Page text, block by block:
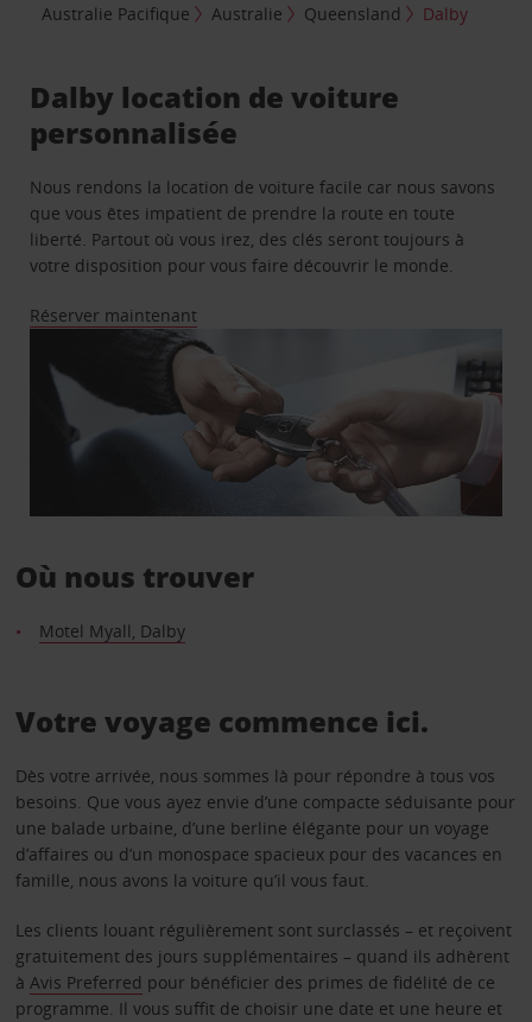
Australie Pacifique
Australie Queensland Dalby
Dalby location de voiture
personnalisée
Nous rendons la location de voiture facile car nous savons
que vous êtes impatient de prendre la route en toute
liberté. Partout où vous irez, des clés seront toujours à
votre disposition pour vous faire découvrir le monde.
Réserver maintenant
Où nous trouver
Motel Myall, Dalby
Votre voyage commence ici.
Dès votre arrivée, nous sommes là pour répondre à tous vos
besoins. Que vous ayez envie d’une compacte séduisante pour
une balade urbaine, d’une berline élégante pour un voyage
d’affaires ou d’un monospace spacieux pour des vacances en
famille, nous avons la voiture qu’il vous faut.
Les clients louant régulièrement sont surclassés – et reçoivent
gratuitement des jours supplémentaires – quand ils adhèrent
à Avis Preferred pour bénéficier des primes de fidélité de ce
programme. Il vous suffit de choisir une date et une heure et